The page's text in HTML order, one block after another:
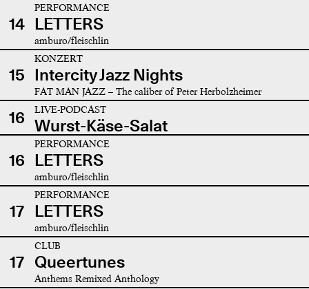
14
PERFORMANCE
LETTERS
amburo/fleischlin
15
KONZERT
Intercity Jazz Nights
FAT MAN JAZZ – The caliber of Peter Herbolzheimer
16 LIVE-PODCAST
Wurst-Käse-Salat
16
PERFORMANCE
LETTERS
amburo/fleischlin
17
PERFORMANCE
LETTERS
amburo/fleischlin
17
CLUB
Queertunes
Anthems Remixed Anthology